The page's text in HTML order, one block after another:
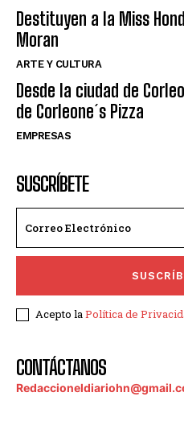
Destituyen a la Miss
Moran
ARTE Y CULTURA
Desde la ciudad de
de Corleone´s Pizza
EMPRESAS
SUSCRÍBETE
Acepto laPolítica de
CONTÁCTANOS